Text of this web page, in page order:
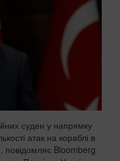
суден у напрямку
атак на кораблі в
повідомляє Bloomberg